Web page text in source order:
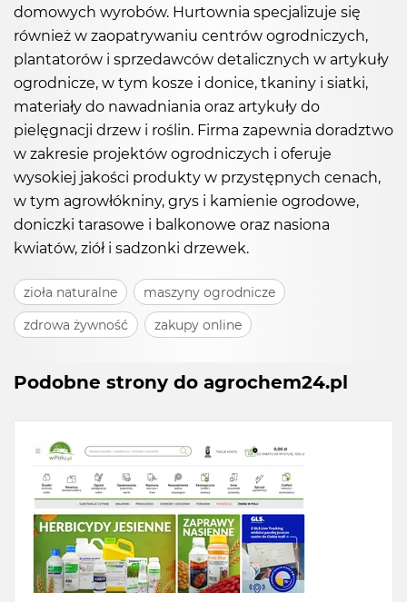
domowych wyrobów. Hurtownia specjalizuje się
również w zaopatrywaniu centrów ogrodniczych,
plantatorów i sprzedawców detalicznych w artykuły
ogrodnicze, w tym kosze i donice, tkaniny i siatki,
materiały do nawadniania oraz artykuły do
pielęgnacji drzew i roślin. Firma zapewnia doradztwo
w zakresie projektów ogrodniczych i oferuje
wysokiej jakości produkty w przystępnych cenach,
w tym agrowłókniny, grys i kamienie ogrodowe,
doniczki tarasowe i balkonowe oraz nasiona
kwiatów, ziół i sadzonki drzewek.
zioła naturalne
maszyny ogrodnicze
zdrowa żywność
zakupy online
Podobne strony do agrochem24.pl